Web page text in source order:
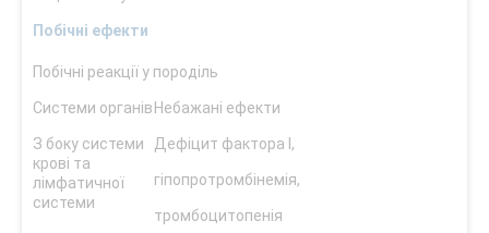
Побічні ефекти
Побічні реакції у породіль
Системи органів Небажані ефекти
З боку системи
крові та
лімфатичної
системи
Дефіцит фактора І,
гіпопротромбінемія,
тромбоцитопенія